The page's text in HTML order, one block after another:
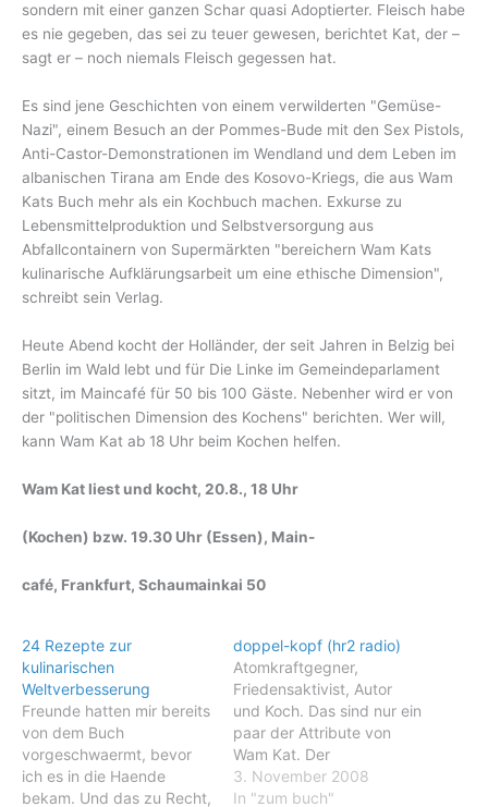
sondern mit einer ganzen Schar quasi Adoptierter. Fleisch habe
es nie gegeben, das sei zu teuer gewesen, berichtet Kat, der –
sagt er – noch niemals Fleisch gegessen hat.
Es sind jene Geschichten von einem verwilderten "Gemüse-
Nazi", einem Besuch an der Pommes-Bude mit den Sex Pistols,
Anti-Castor-Demonstrationen im Wendland und dem Leben im
albanischen Tirana am Ende des Kosovo-Kriegs, die aus Wam
Kats Buch mehr als ein Kochbuch machen. Exkurse zu
Lebensmittelproduktion und Selbstversorgung aus
Abfallcontainern von Supermärkten "bereichern Wam Kats
kulinarische Aufklärungsarbeit um eine ethische Dimension",
schreibt sein Verlag.
Heute Abend kocht der Holländer, der seit Jahren in Belzig bei
Berlin im Wald lebt und für Die Linke im Gemeindeparlament
sitzt, im Maincafé für 50 bis 100 Gäste. Nebenher wird er von
der "politischen Dimension des Kochens" berichten. Wer will,
kann Wam Kat ab 18 Uhr beim Kochen helfen.
Wam Kat liest und kocht, 20.8., 18 Uhr
(Kochen) bzw. 19.30 Uhr (Essen), Main-
café, Frankfurt, Schaumainkai 50
24 Rezepte zur
kulinarischen
Weltverbesserung
Freunde hatten mir bereits
von dem Buch
vorgeschwaermt, bevor
ich es in die Haende
bekam. Und das zu Recht,
doppel-kopf (hr2 radio)
Atomkraftgegner,
Friedensaktivist, Autor
und Koch. Das sind nur ein
paar der Attribute von
Wam Kat. Der
Niederländer ist überall
dort politisch und
3. November 2008
In "zum buch"